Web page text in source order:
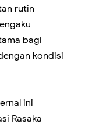
rutin
bagi
kondisi
ini
Rasaka